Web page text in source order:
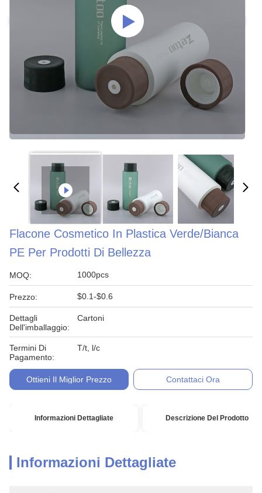
Flacone Cosmetico In Plastica Verde/bianca
PE Per Prodotti Di Bellezza
MOQ: 1000pcs
Prezzo: $0.1-$0.6
Dettagli
Dell'imballaggio:
Cartoni
Termini Di
Pagamento:
T/t, l/c
Ottieni Il Miglior Prezzo Contattaci Ora
Informazioni Dettagliate Descrizione Del Prodotto
Informazioni Dettagliate